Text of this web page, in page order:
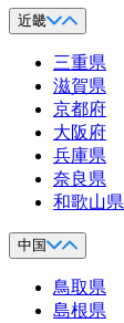
近畿
三重県
滋賀県
京都府
大阪府
兵庫県
奈良県
和歌山県
中国
鳥取県
島根県